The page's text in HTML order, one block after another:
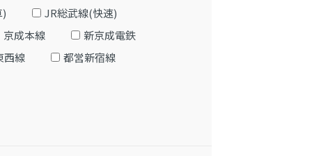
JR総武線(快速)
京成本線
新京成電鉄
西線
都営新宿線